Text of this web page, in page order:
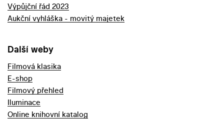
Výpůjční řád 2023
Aukční vyhláška - movitý majetek
Další weby
Filmová klasika
E-shop
Filmový přehled
Iluminace
Online knihovní katalog